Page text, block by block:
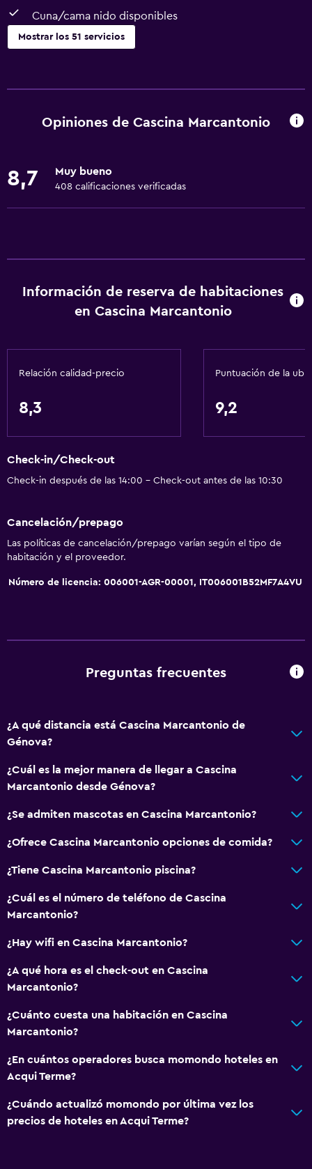
Cuna/cama nido disponibles
Mostrar los 51 servicios
Wifi gratis
Extinguidor
Aire acondicionado
Baño
Ducha
Aseo
Papel higiénico
Para no fumadores
Áreas designadas para fumadores
Entrada privada
General
Piso de mosaico/mármol
Vista a la piscina
Espacio de almacenamiento
Enchufe cerca de la cama
Perchero
Aire libre
Terraza/patio
Parrilla
Jardín
Opiniones de Cascina Marcantonio
8,7 Muy bueno
408 calificaciones verificadas
Información de reserva de habitaciones
en Cascina Marcantonio
Relación calidad-precio
8,3
Puntuación de la
9,2
Check-in/Check-out
Check-in después de las 14:00 - Check-out antes de las 10:30
Cancelación/prepago
Las políticas de cancelación/prepago varían según el tipo de
habitación y el proveedor.
Número de licencia: 006001-AGR-00001, IT006001B52MF7A4VU
Preguntas frecuentes
¿A qué distancia está Cascina Marcantonio de
Génova?
¿Cuál es la mejor manera de llegar a Cascina
Marcantonio desde Génova?
¿Se admiten mascotas en Cascina Marcantonio?
¿Ofrece Cascina Marcantonio opciones de comida?
¿Tiene Cascina Marcantonio piscina?
¿Cuál es el número de teléfono de Cascina
Marcantonio?
¿Hay wifi en Cascina Marcantonio?
¿A qué hora es el check-out en Cascina
Marcantonio?
¿Cuánto cuesta una habitación en Cascina
Marcantonio?
¿En cuántos operadores busca momondo hoteles en
Acqui Terme?
¿Cuándo actualizó momondo por última vez los
precios de hoteles en Acqui Terme?